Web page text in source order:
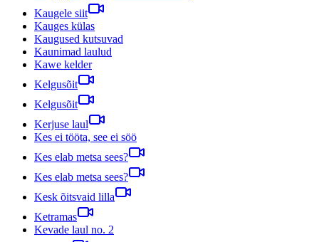
Kaugele siit
Kauges külas
Kaugused kutsuvad
Kaunimad laulud
Kawe kelder
Kelgusõit
Kelgusõit
Kerjuse laul
Kes ei tööta, see ei söö
Kes elab metsa sees?
Kes elab metsa sees?
Kesk õitsvaid lilla
Ketramas
Kevade laul no. 2